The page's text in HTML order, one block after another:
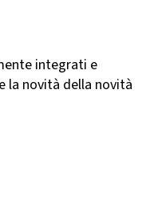
integrati e
la novità della novità